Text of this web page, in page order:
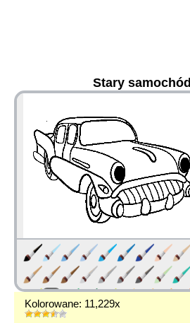
Stary samochód
Kolorowane: 11,229x